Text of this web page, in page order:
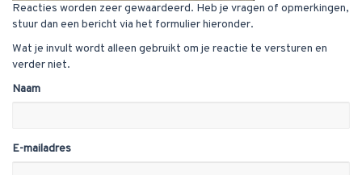
Reacties worden zeer gewaardeerd. Heb je vragen of opmerkingen,
stuur dan een bericht via het formulier hieronder.
Wat je invult wordt alleen gebruikt om je reactie te versturen en
verder niet.
Naam
E-mailadres